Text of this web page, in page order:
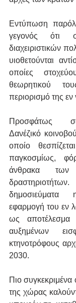
Εντύπωση
γεγονός ότι
διαχειριστικών
υιοθετούνται
οποίες
θεωρητικού
περιορισμό της
Προσφάτως
Δανέζικό
οποίο
παγκοσμίως,
άνθρακα των
εφαρμογή του εν
ως αποτέλεσμα
αυξημένων
κτηνοτρόφους
2030.
Πιο
της χώρας